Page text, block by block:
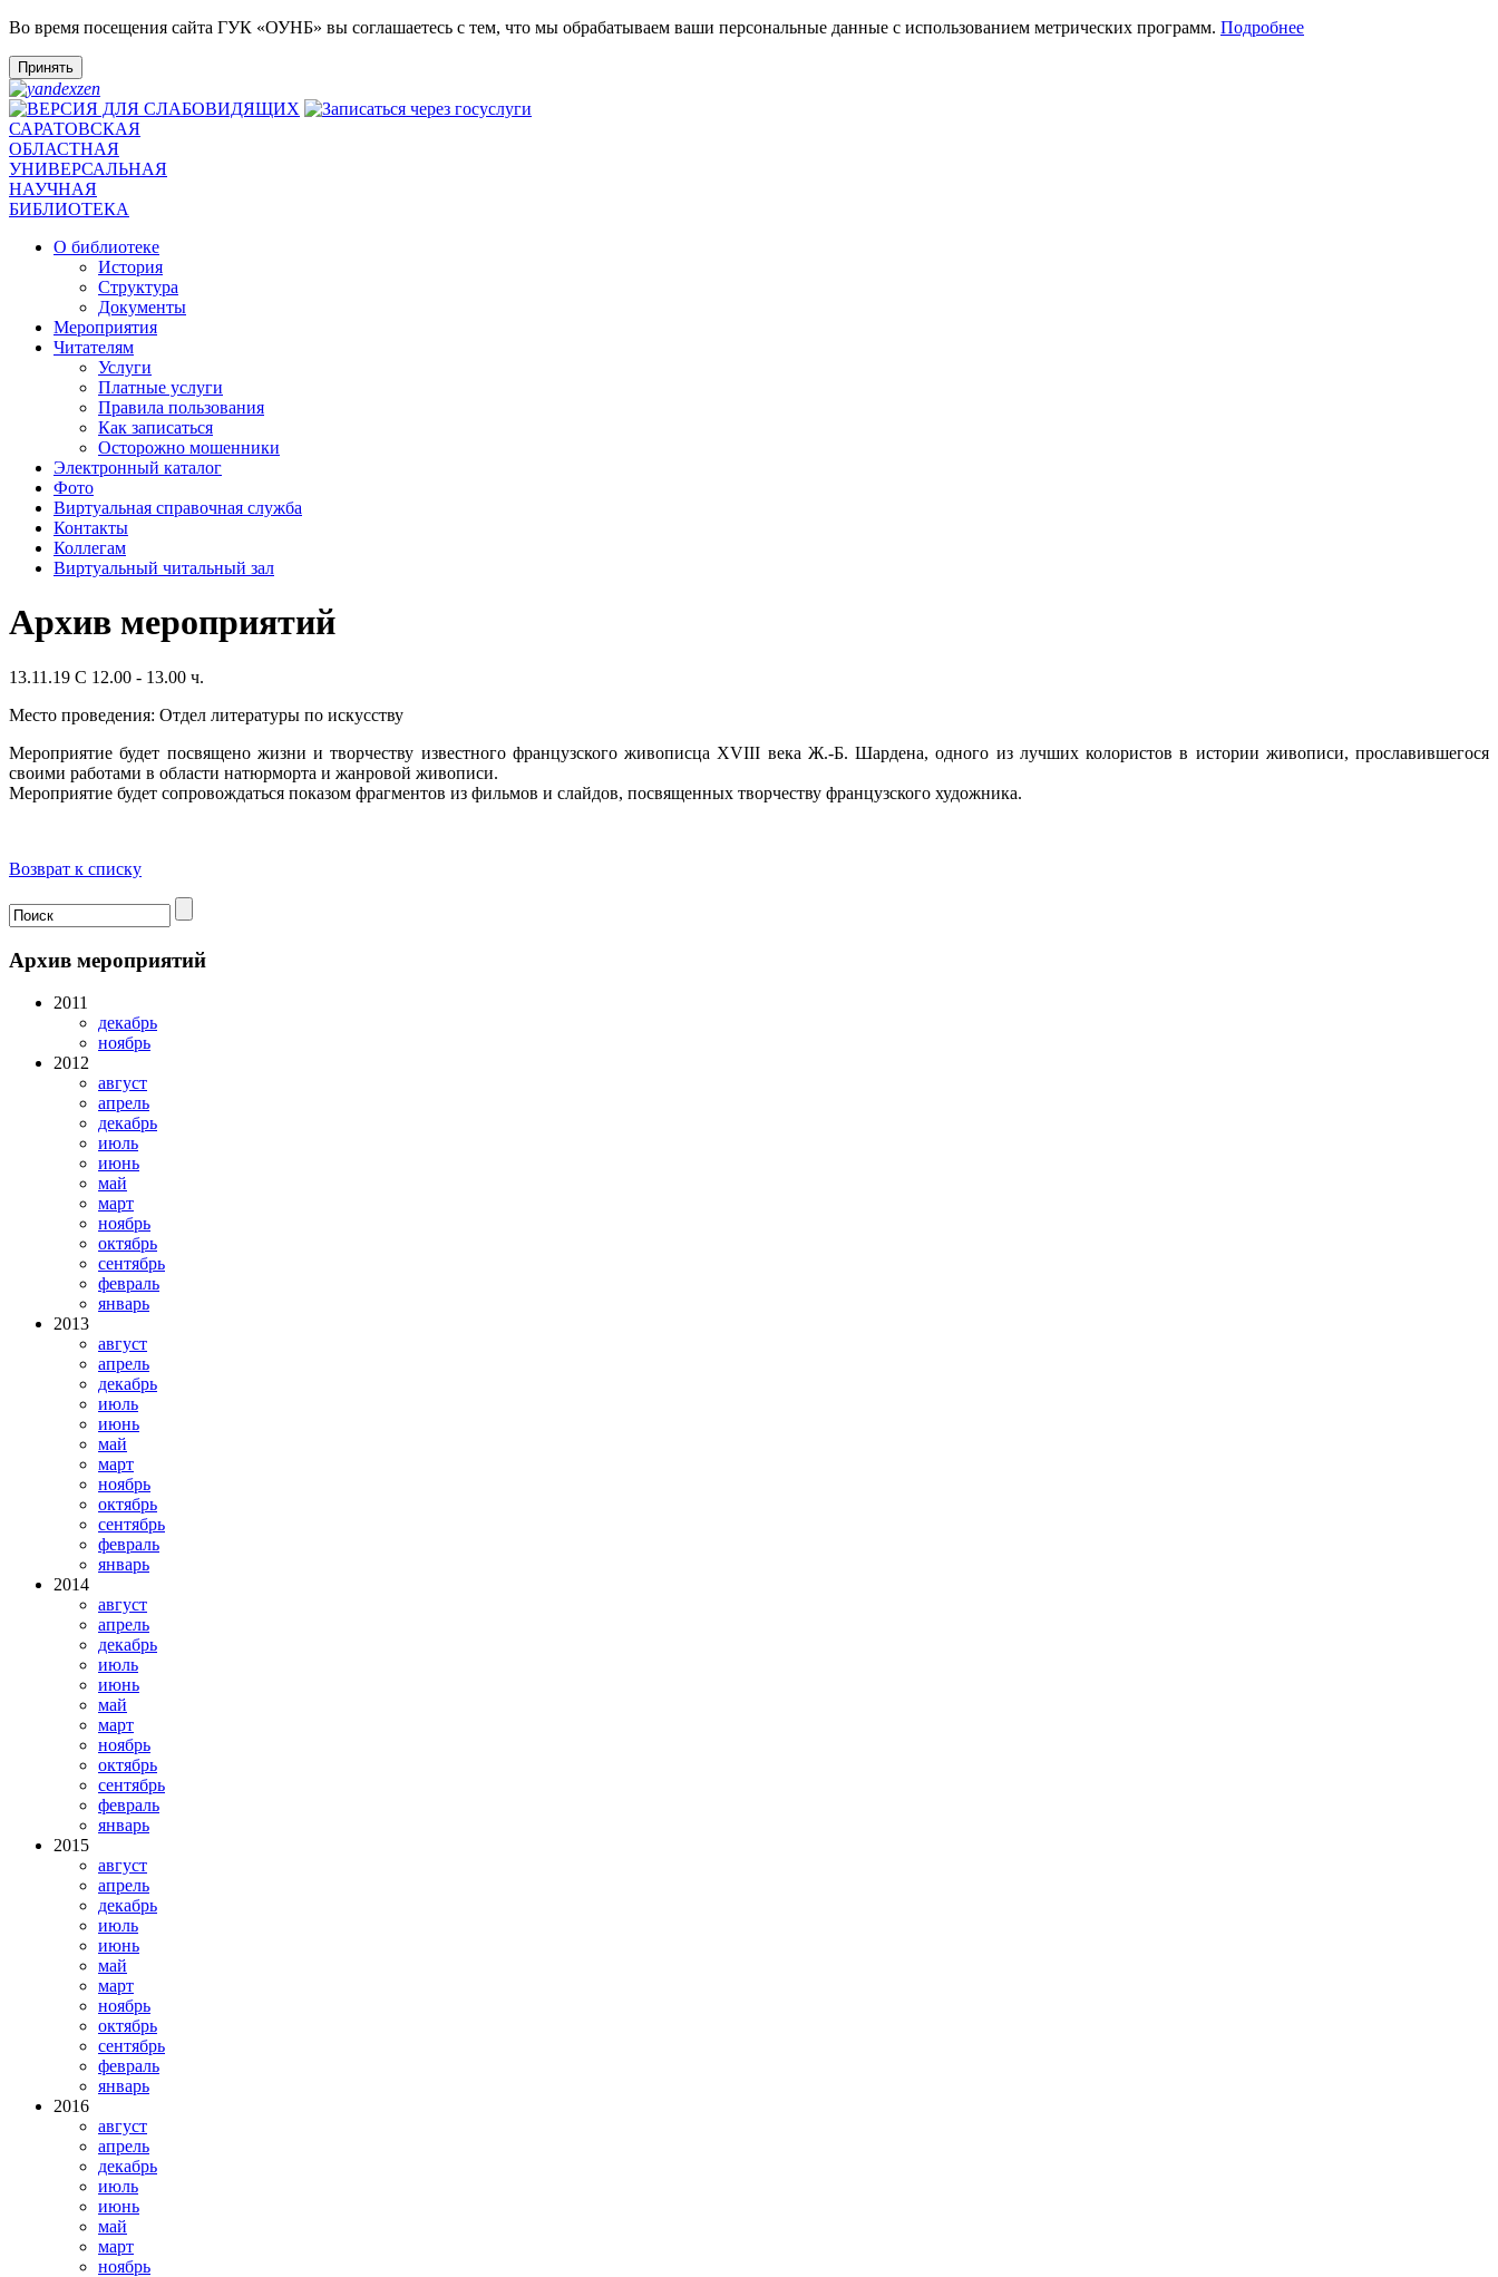
Во время посещения сайта ГУК «ОУНБ» вы соглашаетесь с тем, что мы обрабатываем ваши персональные данные с использованием метрических программ. Подробнее
Принять
САРАТОВСКАЯ
ОБЛАСТНАЯ
УНИВЕРСАЛЬНАЯ
НАУЧНАЯ
БИБЛИОТЕКА
О библиотеке
История
Структура
Документы
Мероприятия
Читателям
Услуги
Платные услуги
Правила пользования
Как записаться
Осторожно мошенники
Электронный каталог
Фото
Виртуальная справочная служба
Контакты
Коллегам
Виртуальный читальный зал
Архив мероприятий
13.11.19 C 12.00 - 13.00 ч.
Место проведения: Отдел литературы по искусству
Мероприятие будет посвящено жизни и творчеству известного французского живописца XVIII века Ж.-Б. Шардена, одного из лучших колористов в истории живописи, прославившегося
своими работами в области натюрморта и жанровой живописи.
Мероприятие будет сопровождаться показом фрагментов из фильмов и слайдов, посвященных творчеству французского художника.
Возврат к списку
Архив мероприятий
2011
декабрь
ноябрь
2012
август
апрель
декабрь
июль
июнь
май
март
ноябрь
октябрь
сентябрь
февраль
январь
2013
август
апрель
декабрь
июль
июнь
май
март
ноябрь
октябрь
сентябрь
февраль
январь
2014
август
апрель
декабрь
июль
июнь
май
март
ноябрь
октябрь
сентябрь
февраль
январь
2015
август
апрель
декабрь
июль
июнь
май
март
ноябрь
октябрь
сентябрь
февраль
январь
2016
август
апрель
декабрь
июль
июнь
май
март
ноябрь